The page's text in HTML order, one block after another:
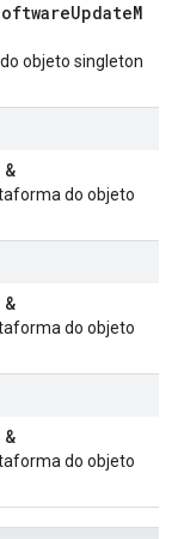
objeto singleton
&
do objeto
&
do objeto
&
do objeto